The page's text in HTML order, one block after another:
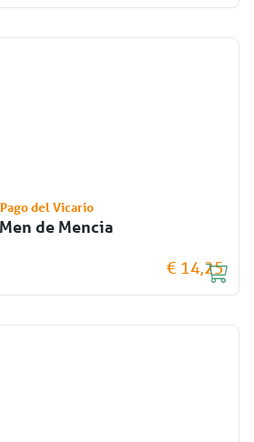
del Vicario
de Mencia
€ 14,25